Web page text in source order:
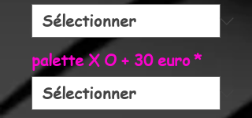
palette X O + 30 euro*